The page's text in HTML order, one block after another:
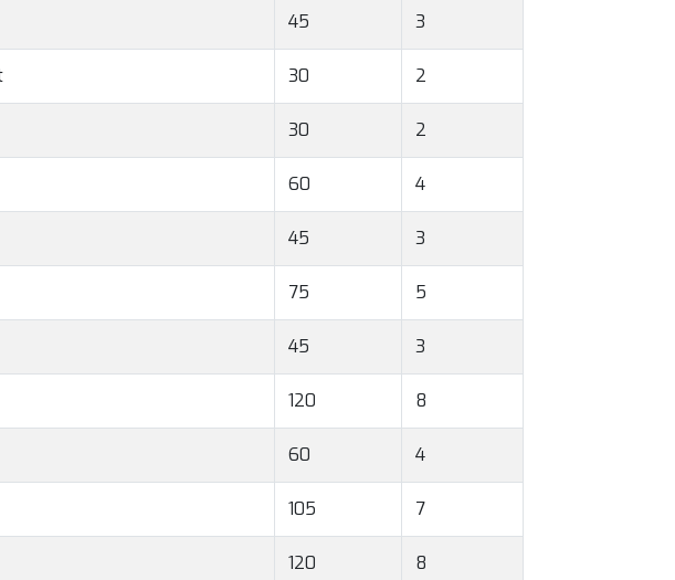
45 3
30 2
30 2
60 4
45 3
75 5
45 3
120 8
60 4
105 7
120 8